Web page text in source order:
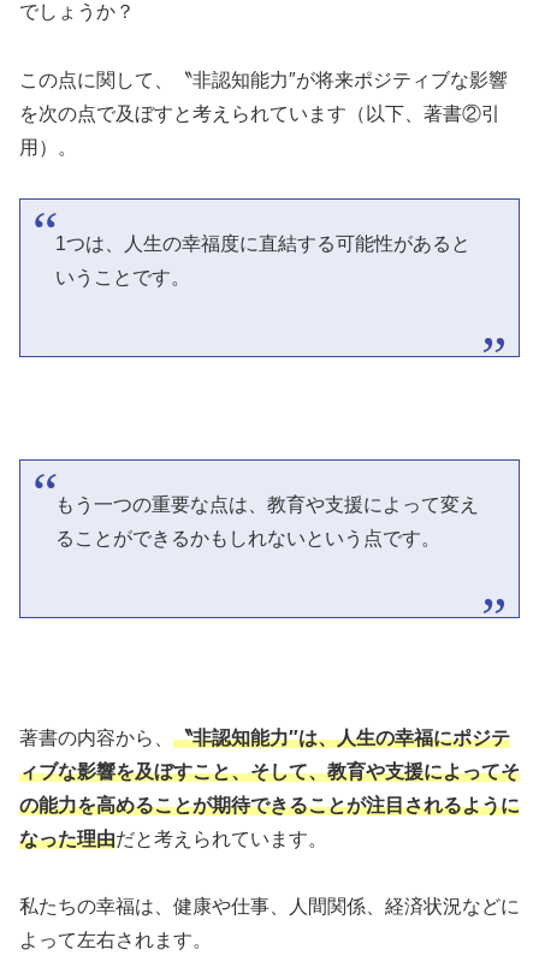
でしょうか？
この点に関して、〝非認知能力″が将来ポジティブな影響
を次の点で及ぼすと考えられています（以下、著書②引
用）。
1つは、人生の幸福度に直結する可能性があると
いうことです。
もう一つの重要な点は、教育や支援によって変え
ることができるかもしれないという点です。
著書の内容から、 〝非認知能力″は、人生の幸福にポジテ
ィブな影響を及ぼすこと、そして、教育や支援によってそ
の能力を高めることが期待できることが注目されるように
なった理由だと考えられています。
私たちの幸福は、健康や仕事、人間関係、経済状況などに
よって左右されます。